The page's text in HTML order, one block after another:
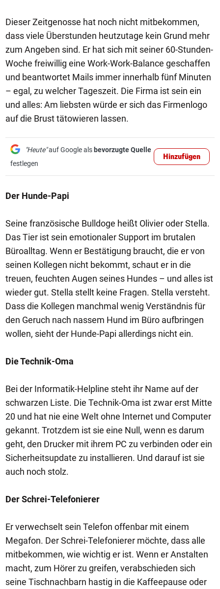
Dieser Zeitgenosse hat noch nicht mitbekommen,
dass viele Überstunden heutzutage kein Grund mehr
zum Angeben sind. Er hat sich mit seiner 60-Stunden-
Woche freiwillig eine Work-Work-Balance geschaffen
und beantwortet Mails immer innerhalb fünf Minuten
– egal, zu welcher Tageszeit. Die Firma ist sein ein
und alles: Am liebsten würde er sich das Firmenlogo
auf die Brust tätowieren lassen.
"Heute"auf Google als bevorzugte Quelle
festlegen
Hinzufügen
Der Hunde-Papi
Seine französische Bulldoge heißt Olivier oder Stella.
Das Tier ist sein emotionaler Support im brutalen
Büroalltag. Wenn er Bestätigung braucht, die er von
seinen Kollegen nicht bekommt, schaut er in die
treuen, feuchten Augen seines Hundes – und alles ist
wieder gut. Stella stellt keine Fragen. Stella versteht.
Dass die Kollegen manchmal wenig Verständnis für
den Geruch nach nassem Hund im Büro aufbringen
wollen, sieht der Hunde-Papi allerdings nicht ein.
Die Technik-Oma
Bei der Informatik-Helpline steht ihr Name auf der
schwarzen Liste. Die Technik-Oma ist zwar erst Mitte
20 und hat nie eine Welt ohne Internet und Computer
gekannt. Trotzdem ist sie eine Null, wenn es darum
geht, den Drucker mit ihrem PC zu verbinden oder ein
Sicherheitsupdate zu installieren. Und darauf ist sie
auch noch stolz.
Der Schrei-Telefonierer
Er verwechselt sein Telefon offenbar mit einem
Megafon. Der Schrei-Telefonierer möchte, dass alle
mitbekommen, wie wichtig er ist. Wenn er Anstalten
macht, zum Hörer zu greifen, verabschieden sich
seine Tischnachbarn hastig in die Kaffeepause oder